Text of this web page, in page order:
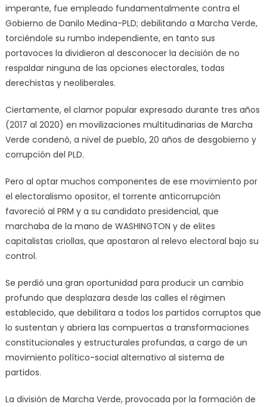
imperante, fue empleado fundamentalmente contra el
Gobierno de Danilo Medina-PLD; debilitando a Marcha Verde,
torciéndole su rumbo independiente, en tanto sus
portavoces la dividieron al desconocer la decisión de no
respaldar ninguna de las opciones electorales, todas
derechistas y neoliberales.
Ciertamente, el clamor popular expresado durante tres años
(2017 al 2020) en movilizaciones multitudinarias de Marcha
Verde condenó, a nivel de pueblo, 20 años de desgobierno y
corrupción del PLD.
Pero al optar muchos componentes de ese movimiento por
el electoralismo opositor, el torrente anticorrupción
favoreció al PRM y a su candidato presidencial, que
marchaba de la mano de WASHINGTON y de elites
capitalistas criollas, que apostaron al relevo electoral bajo su
control.
Se perdió una gran oportunidad para producir un cambio
profundo que desplazara desde las calles el régimen
establecido, que debilitara a todos los partidos corruptos que
lo sustentan y abriera las compuertas a transformaciones
constitucionales y estructurales profundas, a cargo de un
movimiento político-social alternativo al sistema de
partidos.
La división de Marcha Verde, provocada por la formación de